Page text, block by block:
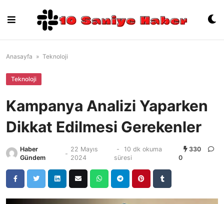
content
Anasayfa » Teknoloji
Teknoloji
Kampanya Analizi Yaparken
Dikkat Edilmesi Gerekenler
Haber
Gündem
-
22 Mayıs
2024
-
10 dk okuma
süresi
330
0